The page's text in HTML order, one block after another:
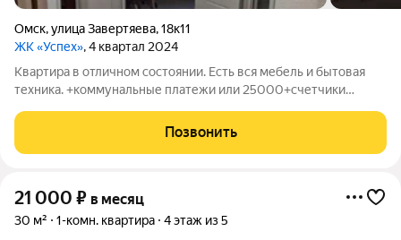
Омск,улица Завертяева,18к11
ЖК «Успех», 4 квартал 2024
Квартира в отличном состоянии. Есть вся мебель и бытовая
техника. +коммунальные платежи или 25000+счетчики
Позвонить
21 000 ₽ в месяц
30 м² 1-комн. квартира 4 этаж из 5